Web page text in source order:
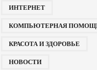
ИНТЕРНЕТ
КОМПЬЮТЕРНАЯ
КРАСОТА И ЗДОРОВЬЕ
НОВОСТИ